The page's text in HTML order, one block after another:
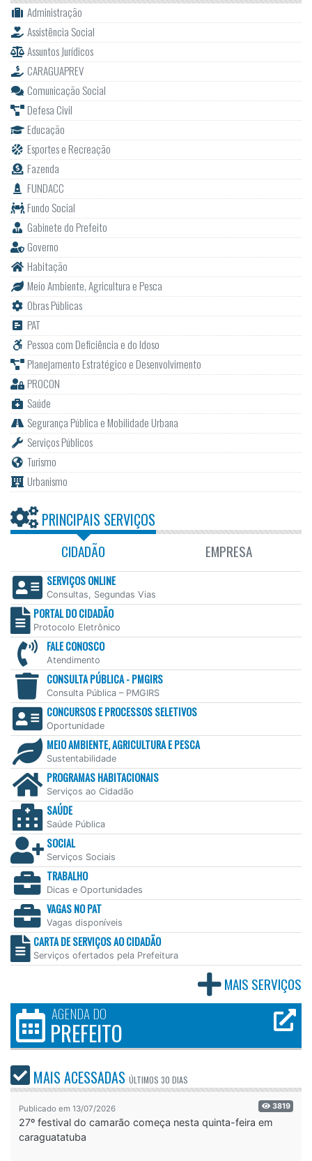
Administração
Assistência Social
Assuntos Jurídicos
CARAGUAPREV
Comunicação Social
Defesa Civil
Educação
Esportes e Recreação
Fazenda
FUNDACC
Fundo Social
Gabinete do Prefeito
Governo
Habitação
Meio Ambiente, Agricultura e Pesca
Obras Públicas
PAT
Pessoa com Deficiência e do Idoso
Planejamento Estratégico e Desenvolvimento
PROCON
Saúde
Segurança Pública e Mobilidade Urbana
Serviços Públicos
Turismo
Urbanismo
PRINCIPAIS SERVIÇOS
CIDADÃO EMPRESA
SERVIÇOS ONLINE
Consultas, Segundas Vias
PORTAL DO CIDADÃO
Protocolo Eletrônico
FALE CONOSCO
Atendimento
CONSULTA PÚBLICA - PMGIRS
Consulta Pública – PMGIRS
CONCURSOS E PROCESSOS SELETIVOS
Oportunidade
MEIO AMBIENTE, AGRICULTURA E PESCA
Sustentabilidade
PROGRAMAS HABITACIONAIS
Serviços ao Cidadão
SAÚDE
Saúde Pública
SOCIAL
Serviços Sociais
TRABALHO
Dicas e Oportunidades
VAGAS NO PAT
Vagas disponíveis
CARTA DE SERVIÇOS AO CIDADÃO
Serviços ofertados pela Prefeitura
MAIS SERVIÇOS
AGENDA DO
PREFEITO
MAIS ACESSADAS ÚLTIMOS 30 DIAS
Publicado em 13/07/2026 3819
27º festival do camarão começa nesta quinta-feira em
caraguatatuba